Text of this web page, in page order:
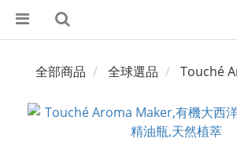
全部商品 全球選品 Touché